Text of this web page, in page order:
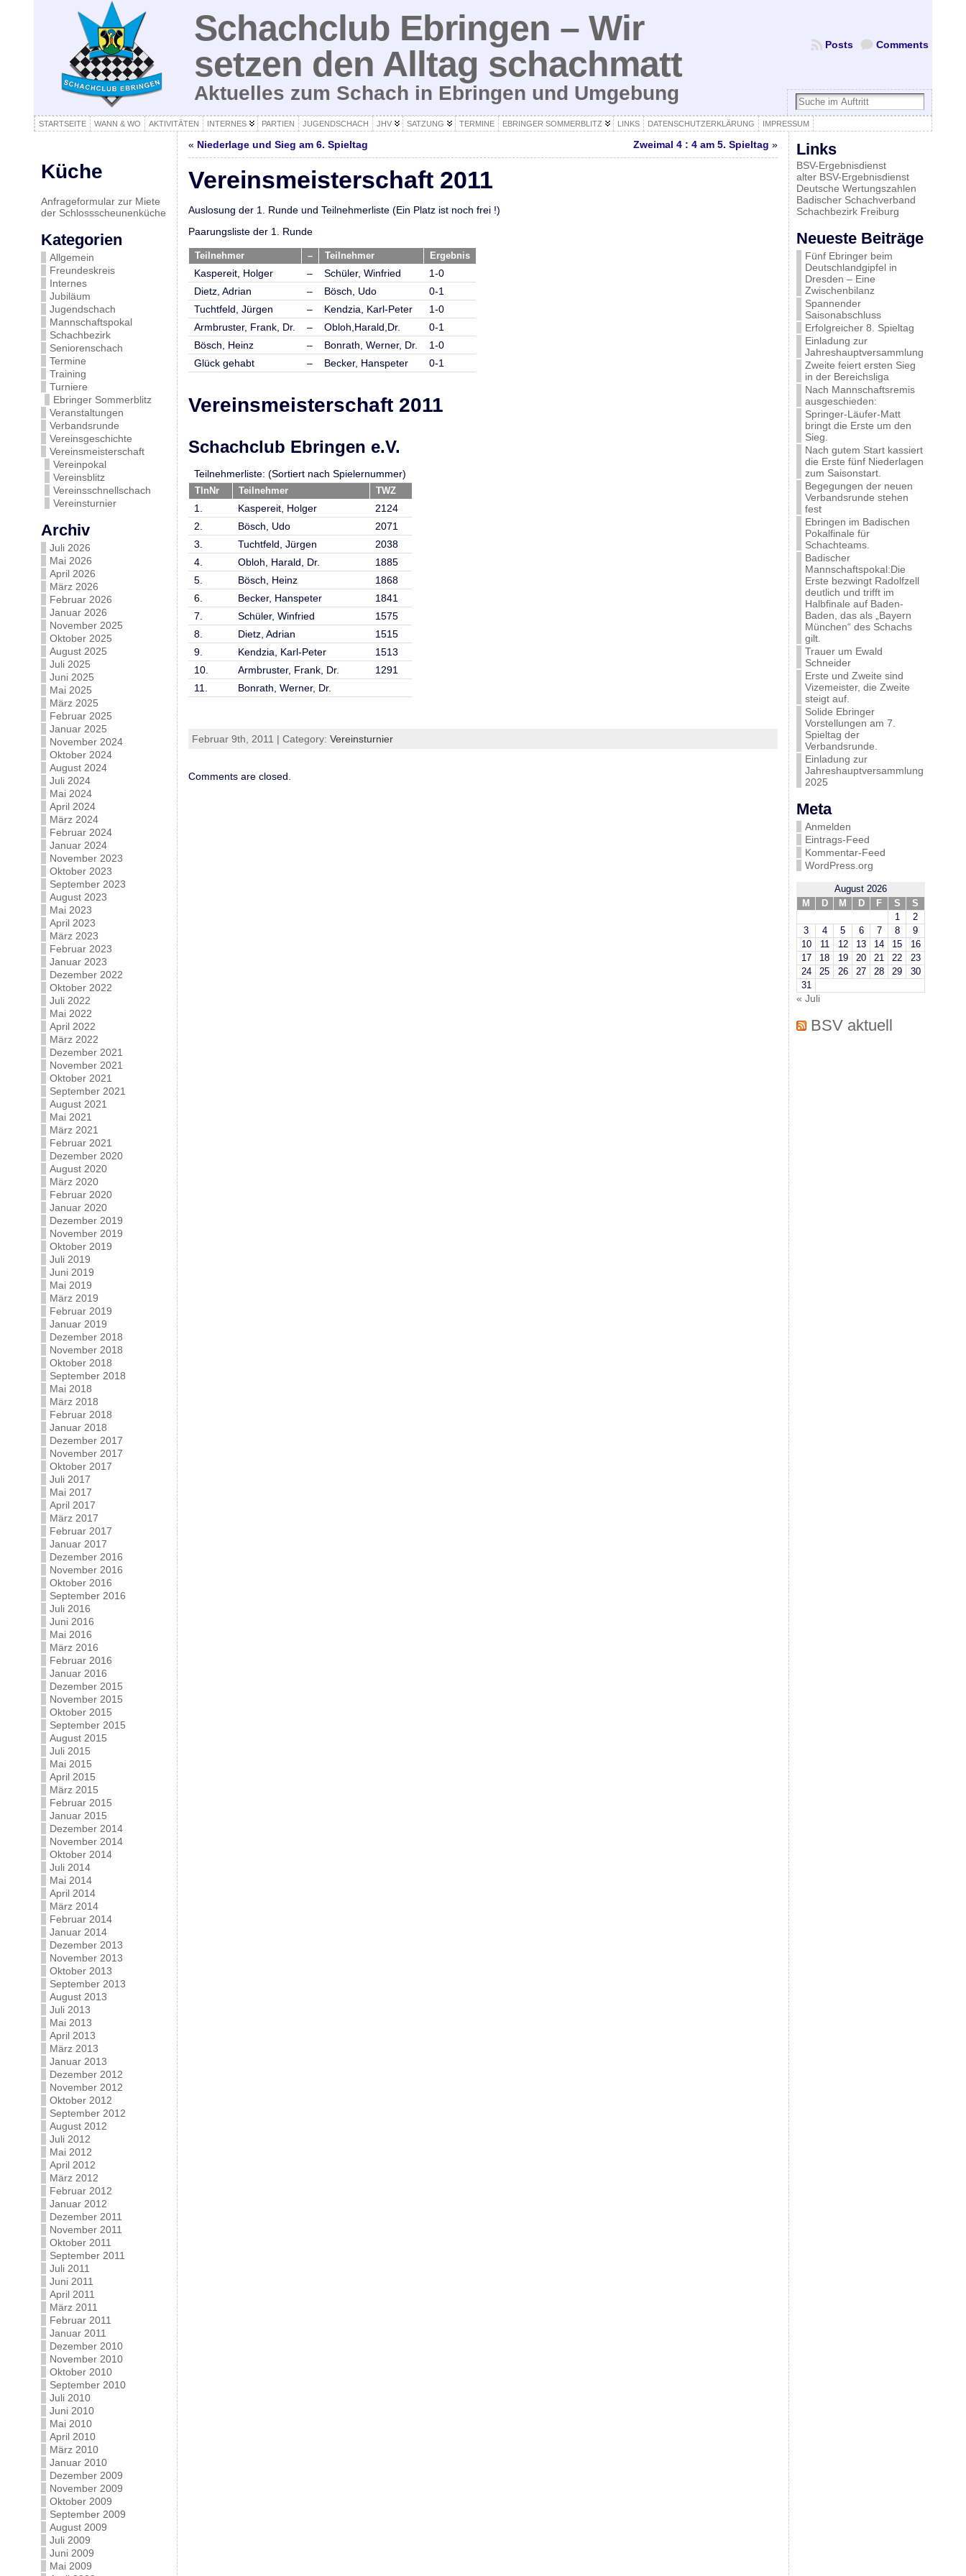
Schachclub Ebringen – Wir
setzen den Alltag schachmatt
Aktuelles zum Schach in Ebringen und Umgebung
Comments
Posts
STARTSEITE WANN & WO AKTIVITÄTEN INTERNES PARTIEN JUGENDSCHACH JHV SATZUNG TERMINE EBRINGER SOMMERBLITZ LINKS DATENSCHUTZERKLÄRUNG IMPRESSUM
Küche
Anfrageformular zur Miete
der Schlossscheunenküche
Kategorien
Allgemein
Freundeskreis
Internes
Jubiläum
Jugendschach
Mannschaftspokal
Schachbezirk
Seniorenschach
Termine
Training
Turniere
Ebringer Sommerblitz
Veranstaltungen
Verbandsrunde
Vereinsgeschichte
Vereinsmeisterschaft
Vereinpokal
Vereinsblitz
Vereinsschnellschach
Vereinsturnier
Archiv
Juli 2026
Mai 2026
April 2026
März 2026
Februar 2026
Januar 2026
November 2025
Oktober 2025
August 2025
Juli 2025
Juni 2025
Mai 2025
März 2025
Februar 2025
Januar 2025
November 2024
Oktober 2024
August 2024
Juli 2024
Mai 2024
April 2024
März 2024
Februar 2024
Januar 2024
November 2023
Oktober 2023
September 2023
August 2023
Mai 2023
April 2023
März 2023
Februar 2023
Januar 2023
Dezember 2022
Oktober 2022
Juli 2022
Mai 2022
April 2022
März 2022
Dezember 2021
November 2021
Oktober 2021
September 2021
August 2021
Mai 2021
März 2021
Februar 2021
Dezember 2020
August 2020
März 2020
Februar 2020
Januar 2020
Dezember 2019
November 2019
Oktober 2019
Juli 2019
Juni 2019
Mai 2019
März 2019
Februar 2019
Januar 2019
Dezember 2018
November 2018
Oktober 2018
September 2018
Mai 2018
März 2018
Februar 2018
Januar 2018
Dezember 2017
November 2017
Oktober 2017
Juli 2017
Mai 2017
April 2017
März 2017
Februar 2017
Januar 2017
Dezember 2016
November 2016
Oktober 2016
September 2016
Juli 2016
Juni 2016
Mai 2016
März 2016
Februar 2016
Januar 2016
Dezember 2015
November 2015
Oktober 2015
September 2015
August 2015
Juli 2015
Mai 2015
April 2015
März 2015
Februar 2015
Januar 2015
Dezember 2014
November 2014
Oktober 2014
Juli 2014
Mai 2014
April 2014
März 2014
Februar 2014
Januar 2014
Dezember 2013
November 2013
Oktober 2013
September 2013
August 2013
Juli 2013
Mai 2013
April 2013
März 2013
Januar 2013
Dezember 2012
November 2012
Oktober 2012
September 2012
August 2012
Juli 2012
Mai 2012
April 2012
März 2012
Februar 2012
Januar 2012
Dezember 2011
November 2011
Oktober 2011
September 2011
Juli 2011
Juni 2011
April 2011
März 2011
Februar 2011
Januar 2011
Dezember 2010
November 2010
Oktober 2010
September 2010
Juli 2010
Juni 2010
Mai 2010
April 2010
März 2010
Januar 2010
Dezember 2009
November 2009
Oktober 2009
September 2009
August 2009
Juli 2009
Juni 2009
Mai 2009
« Niederlage und Sieg am 6. Spieltag Zweimal 4 : 4 am 5. Spieltag »
Vereinsmeisterschaft 2011
Auslosung der 1. Runde und Teilnehmerliste (Ein Platz ist noch frei !)
Paarungsliste der 1. Runde
Teilnehmer – Teilnehmer Ergebnis
Kaspereit, Holger – Schüler, Winfried
1-0
Dietz, Adrian
– Bösch, Udo
0-1
Tuchtfeld, Jürgen
– Kendzia, Karl-Peter
1-0
Armbruster, Frank, Dr.
– Obloh,Harald,Dr.
0-1
Bösch, Heinz
– Bonrath, Werner, Dr.
1-0
Glück gehabt
– Becker, Hanspeter 0-1
Vereinsmeisterschaft 2011
Schachclub Ebringen e.V.
Teilnehmerliste: (Sortiert nach Spielernummer)
TlnNr Teilnehmer TWZ
1. Kaspereit, Holger
2124
2.
Bösch, Udo
2071
3.
Tuchtfeld, Jürgen
2038
4.
Obloh, Harald, Dr.
1885
5.
Bösch, Heinz
1868
6.
Becker, Hanspeter
1841
7.
Schüler, Winfried
1575
8.
Dietz, Adrian
1515
9.
Kendzia, Karl-Peter
1513
10.
Armbruster, Frank, Dr.
1291
11.
Bonrath, Werner, Dr.
Februar 9th, 2011 | Category: Vereinsturnier
Comments are closed.
Links
BSV-Ergebnisdienst
alter BSV-Ergebnisdienst
Deutsche Wertungszahlen
Badischer Schachverband
Schachbezirk Freiburg
Neueste Beiträge
Fünf Ebringer beim
Deutschlandgipfel in
Dresden – Eine
Zwischenbilanz
Spannender
Saisonabschluss
Erfolgreicher 8. Spieltag
Einladung zur
Jahreshauptversammlung
Zweite feiert ersten Sieg
in der Bereichsliga
Nach Mannschaftsremis
ausgeschieden:
Springer-Läufer-Matt
bringt die Erste um den
Sieg.
Nach gutem Start kassiert
die Erste fünf Niederlagen
zum Saisonstart.
Begegungen der neuen
Verbandsrunde stehen
fest
Ebringen im Badischen
Pokalfinale für
Schachteams.
Badischer
Mannschaftspokal:Die
Erste bezwingt Radolfzell
deutlich und trifft im
Halbfinale auf Baden-
Baden, das als „Bayern
München“ des Schachs
gilt.
Trauer um Ewald
Schneider
Erste und Zweite sind
Vizemeister, die Zweite
steigt auf.
Solide Ebringer
Vorstellungen am 7.
Spieltag der
Verbandsrunde.
Einladung zur
Jahreshauptversammlung
2025
Meta
Anmelden
Eintrags-Feed
Kommentar-Feed
WordPress.org
August 2026
M
D M D F S
S
1
2
3
4 5 6 7 8
9
10
11 12 13 14 15
16
17
18 19 20 21 22
23
24
25 26 27 28 29
30
31
« Juli
BSV aktuell